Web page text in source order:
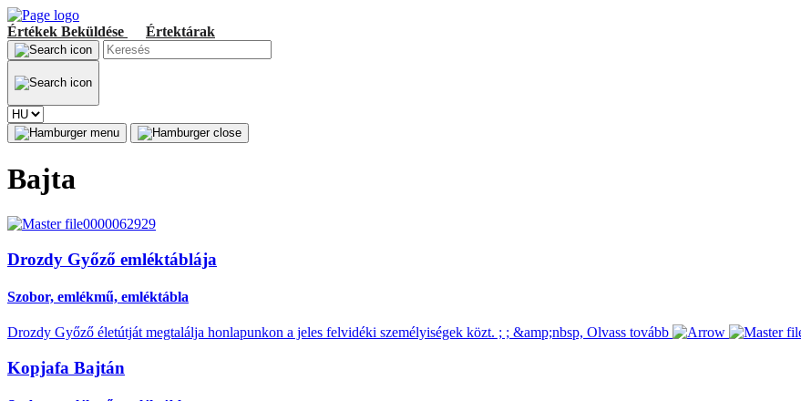
Értékek Beküldése Értektárak
Bajta
Drozdy Győző emléktáblája
Szobor, emlékmű, emléktábla
Drozdy Győző életútját megtalálja honlapunkon a jeles felvidéki személyiségek közt. ; ; &amp;nbsp, Olvass tovább
Kopjafa Bajtán